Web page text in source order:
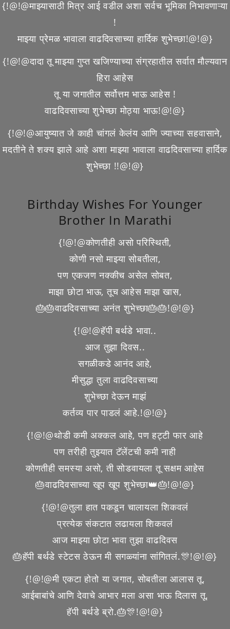
{!@!@माझ्यासाठी मित्र आई वडील अशा सर्वच भूमिका निभावणाऱ्या
!
माझ्या प्रेमळ भावाला वाढदिवसाच्या हार्दिक शुभेच्छा!@!@}
{!@!@दादा तू माझ्या गुप्त खजिण्याच्या संग्रहातील सर्वात मौल्यवान
हिरा आहेस
तू या जगातील सर्वोत्तम भाऊ आहेस !
वाढदिवसाच्या शुभेच्छा मोठ्या भाऊ!@!@}
{!@!@आयुष्यात जे काही चांगलं केलंय आणि ज्याच्या सहवासाने,
मदतीने ते शक्य झाले आहे अशा माझ्या भावाला वाढदिवसाच्या हार्दिक
शुभेच्छा !!@!@}
Birthday Wishes For Younger
Brother In Marathi
{!@!@कोणतीही असो परिस्थिती,
कोणी नसो माझ्या सोबतीला,
पण एकजण नक्कीच असेल सोबत,
माझा छोटा भाऊ, तूच आहेस माझा खास,
🎂🎂वाढदिवसाच्या अनंत शुभेच्छा🎂🎂!@!@}
{!@!@हॅपी बर्थडे भावा..
आज तुझा दिवस..
सगळीकडे आनंद आहे,
मीसुद्धा तुला वाढदिवसाच्या
शुभेच्छा देऊन माझं
कर्तव्य पार पाडलं आहे.!@!@}
{!@!@थोडी कमी अक्कल आहे, पण हट्टी फार आहे
पण तरीही तुझ्यात टॅलेंटची कमी नाही
कोणतीही समस्या असो, ती सोडवायला तू सक्षम आहेस
🎂वाढदिवसाच्या खूप खूप शुभेच्छा👑🎂!@!@}
{!@!@तुला हात पकडून चालायला शिकवलं
प्रत्येक संकटात लढायला शिकवलं
आज माझ्या छोटा भावा तुझा वाढदिवस
🎂हॅपी बर्थडे स्टेटस ठेऊन मी सगळ्यांना सांगितलं.🎊!@!@}
{!@!@मी एकटा होतो या जगात, सोबतीला आलास तू,
आईबाबांचे आणि देवाचे आभार मला असा भाऊ दिलास तू.
हॅपी बर्थडे ब्रो.🎂🎊!@!@}